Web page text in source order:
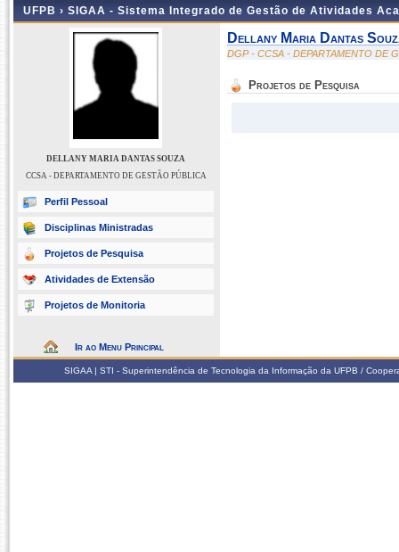
UFPB › SIGAA - Sistema Integrado de Gestão de Atividades
DELLANY MARIA DANTAS SOUZA
CCSA - DEPARTAMENTO DE GESTÃO PÚBLICA
Perfil Pessoal
Disciplinas Ministradas
Projetos de Pesquisa
Atividades de Extensão
Projetos de Monitoria
Ir ao Menu Principal
Dellany Maria Dantas
DGP - CCSA - DEPARTAMENTO DE
Projetos de Pesquisa
SIGAA | STI - Superintendência de Tecnologia da Informação da UFPB /